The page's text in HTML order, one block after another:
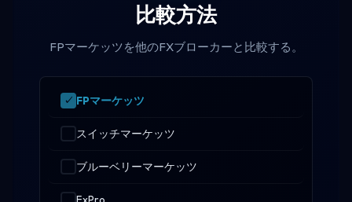
比較方法
FPマーケッツを他のFXブローカーと比較する。
FPマーケッツ
スイッチマーケッツ
ブルーベリーマーケッツ